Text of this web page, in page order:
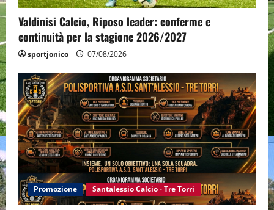
Valdinisi Calcio, Riposo leader: conferme e
continuità per la stagione 2026/2027
sportjonico 07/08/2026
Promozione Santalessio Calcio - Tre Torri